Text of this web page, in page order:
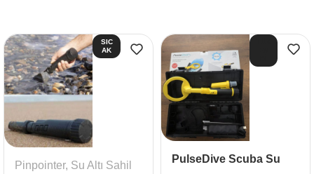
SIC
AK
Pinpointer, Su Altı Sahil
PulseDive Scuba Su